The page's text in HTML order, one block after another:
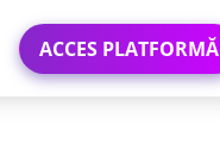
ACCES PLATFORMĂ